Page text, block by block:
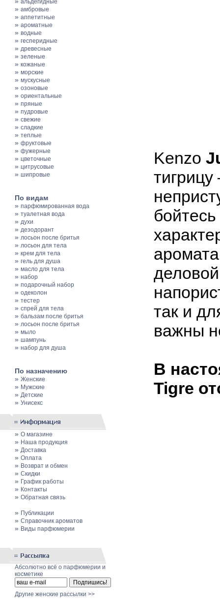
альдегидные
» амбровые
» аппетитные
» ароматные
» водные
» гесперидные
» древесные
» зеленые
» кожаные
» морские
» мускусные
» озоновые
» ориентальные
» пряные
» пудровые
» свежие
» сладкие
» теплые
» фруктовые
» фужерные
» цветочные
» цитрусовые
» шипровые
По видам
» парфюмированная вода
» туалетная вода
» духи
» дезодорант
» лосьон после бритья
» лосьон для тела
» крем для тела
» гель для душа
» масло для тела
» набор
» подарочный набор
» одеколон
» тестер
» спрей для тела
» бальзам после бритья
» лосьон после бритья
» мыло
» шампунь
» набор для душа
По назначению
» Женские
» Мужские
» Детские
» Унисекс
» О магазине
» Наша продукция
» Доставка
» Оплата
» Возврат и обмен
» Скидки
» График работы
» Контакты
» Обратная связь
» Публикации
» Cправочник ароматов
» Виды парфюмерии
Абсолютно всё о парфюмерии и
косметике
Другие женские рассылки >>
Kenzo
так и
важны
В
Tigre